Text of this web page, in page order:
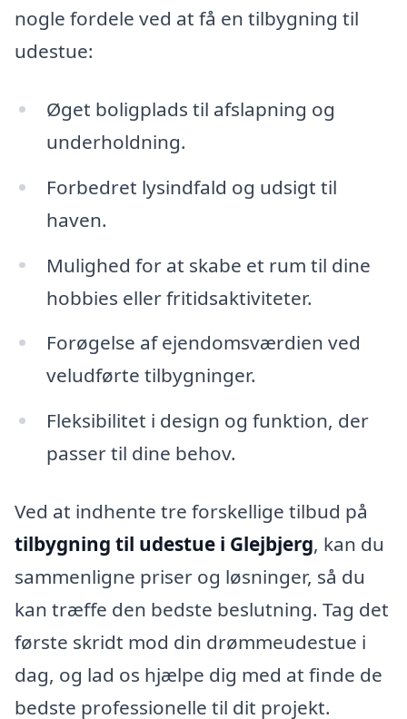
nogle fordele ved at få en tilbygning til
udestue:
Øget boligplads til afslapning og
underholdning.
Forbedret lysindfald og udsigt til
haven.
Mulighed for at skabe et rum til dine
hobbies eller fritidsaktiviteter.
Forøgelse af ejendomsværdien ved
veludførte tilbygninger.
Fleksibilitet i design og funktion, der
passer til dine behov.
Ved at indhente tre forskellige tilbud på
tilbygning til udestue i Glejbjerg, kan du
sammenligne priser og løsninger, så du
kan træffe den bedste beslutning. Tag det
første skridt mod din drømmeudestue i
dag, og lad os hjælpe dig med at finde de
bedste professionelle til dit projekt.